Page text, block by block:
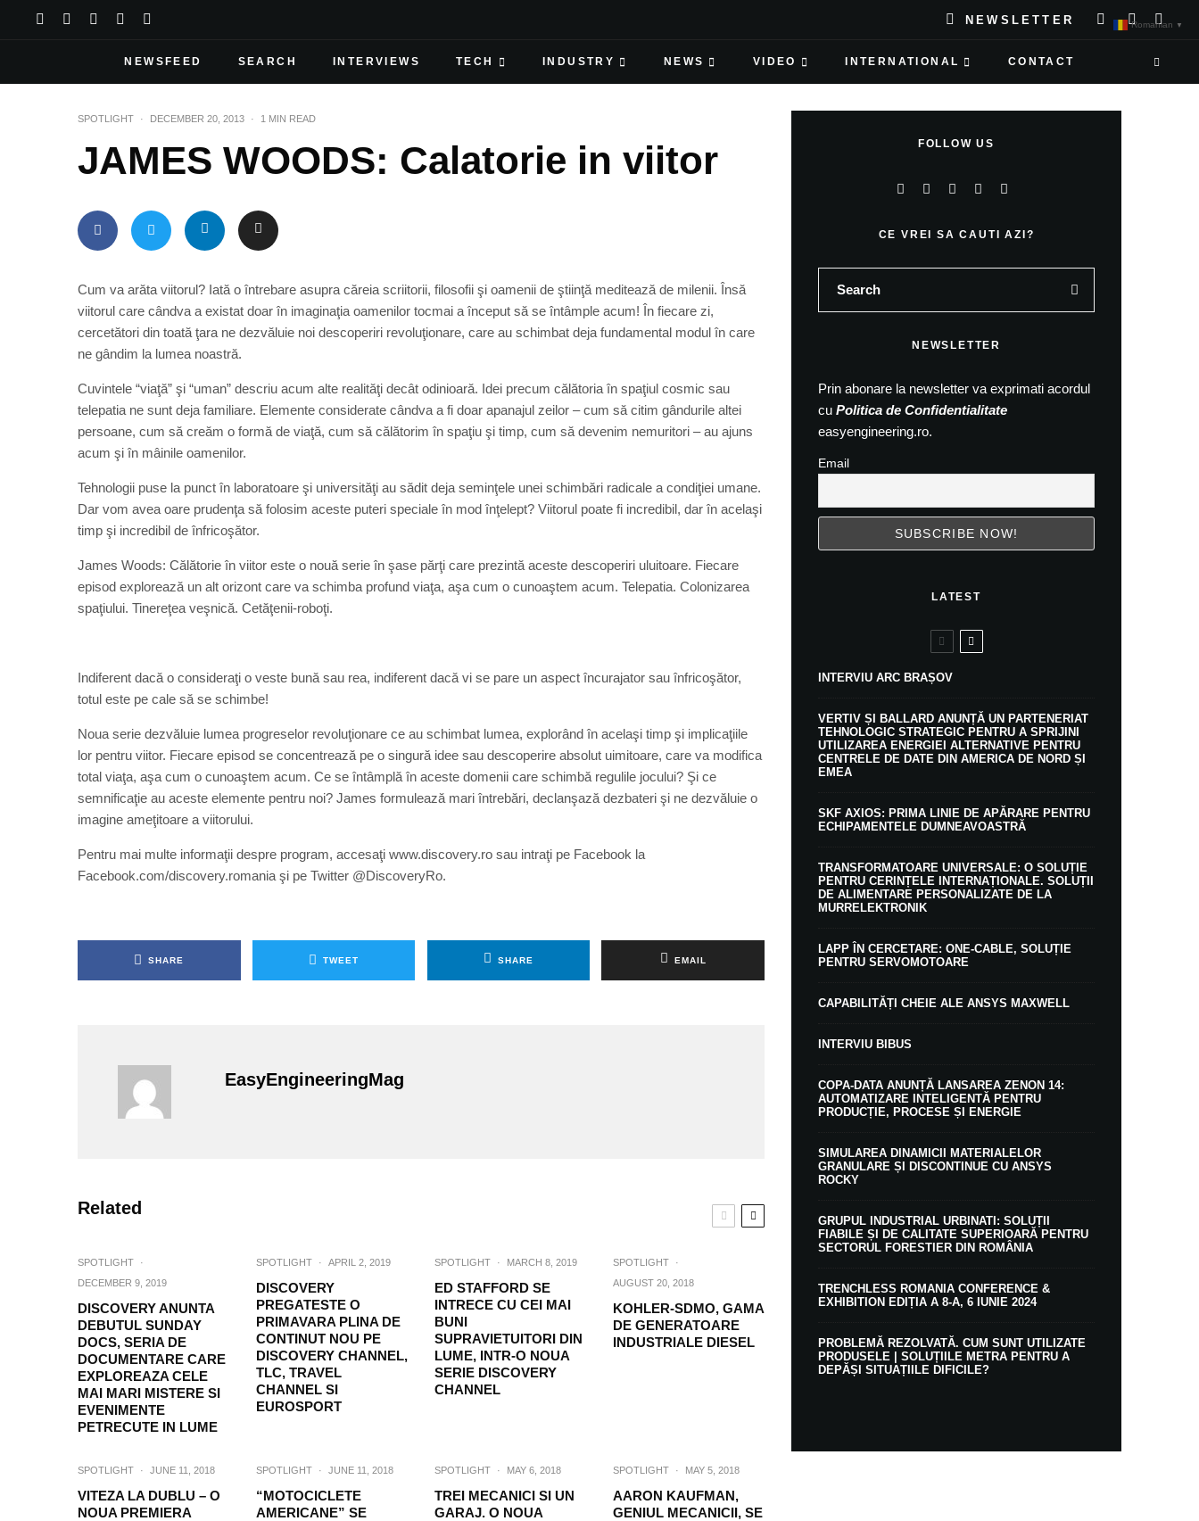
NEWSLETTER
NEWSFEED SEARCH INTERVIEWS TECH INDUSTRY NEWS VIDEO INTERNATIONAL CONTACT
SPOTLIGHT · DECEMBER 20, 2013 · 1 MIN READ
JAMES WOODS: Calatorie in viitor
Cum va arăta viitorul? Iată o întrebare asupra căreia scriitorii, filosofii şi oamenii de ştiinţă meditează de milenii. Însă
viitorul care cândva a existat doar în imaginaţia oamenilor tocmai a început să se întâmple acum! În fiecare zi,
cercetători din toată ţara ne dezvăluie noi descoperiri revoluţionare, care au schimbat deja fundamental modul în care
ne gândim la lumea noastră.
Cuvintele “viaţă” şi “uman” descriu acum alte realităţi decât odinioară. Idei precum călătoria în spaţiul cosmic sau
telepatia ne sunt deja familiare. Elemente considerate cândva a fi doar apanajul zeilor – cum să citim gândurile altei
persoane, cum să creăm o formă de viaţă, cum să călătorim în spaţiu şi timp, cum să devenim nemuritori – au ajuns
acum şi în mâinile oamenilor.
Tehnologii puse la punct în laboratoare şi universităţi au sădit deja seminţele unei schimbări radicale a condiţiei umane.
Dar vom avea oare prudenţa să folosim aceste puteri speciale în mod înţelept? Viitorul poate fi incredibil, dar în acelaşi
timp şi incredibil de înfricoşător.
James Woods: Călătorie în viitor este o nouă serie în şase părţi care prezintă aceste descoperiri uluitoare. Fiecare
episod explorează un alt orizont care va schimba profund viaţa, aşa cum o cunoaştem acum. Telepatia. Colonizarea
spaţiului. Tinereţea veşnică. Cetăţenii-roboţi.
Indiferent dacă o consideraţi o veste bună sau rea, indiferent dacă vi se pare un aspect încurajator sau înfricoşător,
totul este pe cale să se schimbe!
Noua serie dezvăluie lumea progreselor revoluţionare ce au schimbat lumea, explorând în acelaşi timp şi implicaţiile
lor pentru viitor. Fiecare episod se concentrează pe o singură idee sau descoperire absolut uimitoare, care va modifica
total viaţa, aşa cum o cunoaştem acum. Ce se întâmplă în aceste domenii care schimbă regulile jocului? Şi ce
semnificaţie au aceste elemente pentru noi? James formulează mari întrebări, declanşază dezbateri şi ne dezvăluie o
imagine ameţitoare a viitorului.
Pentru mai multe informaţii despre program, accesaţi www.discovery.ro sau intraţi pe Facebook la
Facebook.com/discovery.romania şi pe Twitter @DiscoveryRo.
SHARE TWEET SHARE EMAIL
EasyEngineeringMag
Related
SPOTLIGHT
·
DECEMBER 9, 2019
DISCOVERY ANUNTA
DEBUTUL SUNDAY
DOCS, SERIA DE
DOCUMENTARE CARE
EXPLOREAZA CELE
MAI MARI MISTERE SI
EVENIMENTE
PETRECUTE IN LUME
SPOTLIGHT · APRIL 2, 2019
DISCOVERY
PREGATESTE O
PRIMAVARA PLINA DE
CONTINUT NOU PE
DISCOVERY CHANNEL,
TLC, TRAVEL
CHANNEL SI
EUROSPORT
SPOTLIGHT · MARCH 8, 2019
ED STAFFORD SE
INTRECE CU CEI MAI
BUNI
SUPRAVIETUITORI DIN
LUME, INTR-O NOUA
SERIE DISCOVERY
CHANNEL
SPOTLIGHT
·
AUGUST 20, 2018
KOHLER-SDMO, GAMA
DE GENERATOARE
INDUSTRIALE DIESEL
SPOTLIGHT · JUNE 11, 2018
VITEZA LA DUBLU – O
NOUA PREMIERA
SPOTLIGHT · JUNE 11, 2018
“MOTOCICLETE
AMERICANE” SE
SPOTLIGHT · MAY 6, 2018
TREI MECANICI SI UN
GARAJ. O NOUA
SPOTLIGHT · MAY 5, 2018
AARON KAUFMAN,
GENIUL MECANICII, SE
FOLLOW US
CE VREI SA CAUTI AZI?
NEWSLETTER
Prin abonare la newsletter va exprimati acordul
cu Politica de Confidentialitate
easyengineering.ro.
Email
LATEST
INTERVIU ARC BRAȘOV
VERTIV ȘI BALLARD ANUNȚĂ UN PARTENERIAT
TEHNOLOGIC STRATEGIC PENTRU A SPRIJINI
UTILIZAREA ENERGIEI ALTERNATIVE PENTRU
CENTRELE DE DATE DIN AMERICA DE NORD ȘI
EMEA
SKF AXIOS: PRIMA LINIE DE APĂRARE PENTRU
ECHIPAMENTELE DUMNEAVOASTRĂ
TRANSFORMATOARE UNIVERSALE: O SOLUȚIE
PENTRU CERINȚELE INTERNAȚIONALE. SOLUȚII
DE ALIMENTARE PERSONALIZATE DE LA
MURRELEKTRONIK
LAPP ÎN CERCETARE: ONE-CABLE, SOLUȚIE
PENTRU SERVOMOTOARE
CAPABILITĂȚI CHEIE ALE ANSYS MAXWELL
INTERVIU BIBUS
COPA-DATA ANUNȚĂ LANSAREA ZENON 14:
AUTOMATIZARE INTELIGENTĂ PENTRU
PRODUCȚIE, PROCESE ȘI ENERGIE
SIMULAREA DINAMICII MATERIALELOR
GRANULARE ȘI DISCONTINUE CU ANSYS
ROCKY
GRUPUL INDUSTRIAL URBINATI: SOLUȚII
FIABILE ȘI DE CALITATE SUPERIOARĂ PENTRU
SECTORUL FORESTIER DIN ROMÂNIA
TRENCHLESS ROMANIA CONFERENCE &
EXHIBITION EDIȚIA A 8-A, 6 IUNIE 2024
PROBLEMĂ REZOLVATĂ. CUM SUNT UTILIZATE
PRODUSELE | SOLUȚIILE METRA PENTRU A
DEPĂȘI SITUAȚIILE DIFICILE?
Romanian ▼